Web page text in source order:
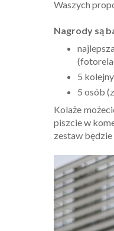
Waszych
Nagrody są
5
5 osób
Kolaże
piszcie w
zestaw